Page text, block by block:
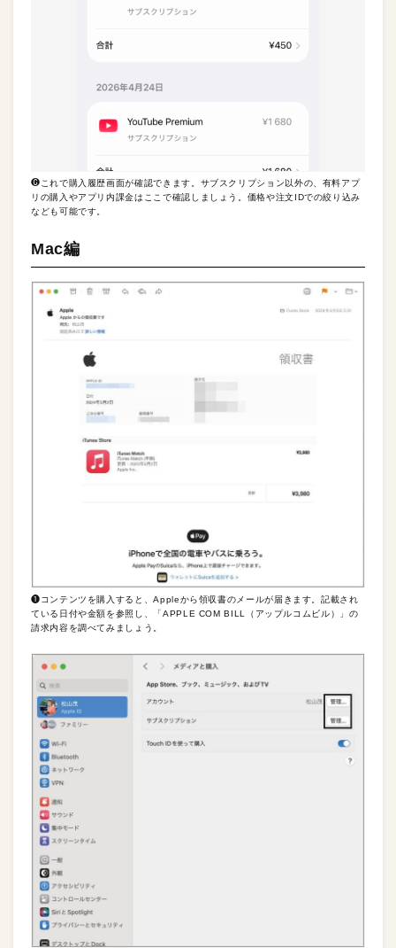
❻これで購入履歴画面が確認できます。サブスクリプション以外の、有料アプ
リの購入やアプリ内課金はここで確認しましょう。価格や注文IDでの絞り込み
なども可能です。
Mac編
❶コンテンツを購入すると、Appleから領収書のメールが届きます。記載され
ている日付や金額を参照し、「APPLE COM BILL（アップルコムビル）」の
請求内容を調べてみましょう。